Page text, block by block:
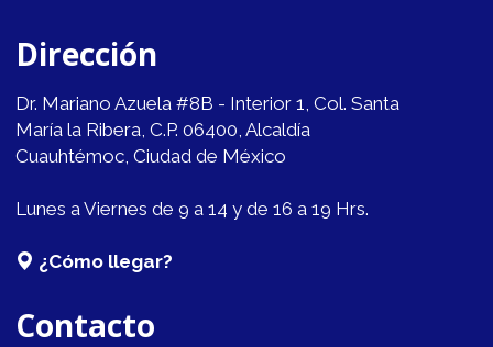
Dirección
Dr. Mariano Azuela #8B - Interior 1, Col. Santa
María la Ribera, C.P. 06400, Alcaldía
Cuauhtémoc, Ciudad de México
Lunes a Viernes de 9 a 14 y de 16 a 19 Hrs.
¿Cómo llegar?
Contacto